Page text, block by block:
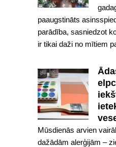
paaugstināts
parādība, sasniedzot
ir tikai daži no mītiem
Mūsdienās arvien
dažādām alerģijām –